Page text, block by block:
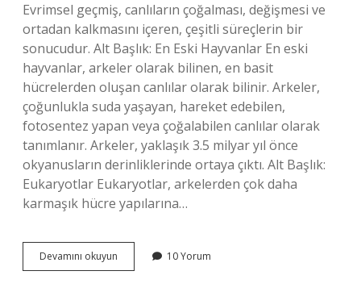
Evrimsel geçmiş, canlıların çoğalması, değişmesi ve
ortadan kalkmasını içeren, çeşitli süreçlerin bir
sonucudur. Alt Başlık: En Eski Hayvanlar En eski
hayvanlar, arkeler olarak bilinen, en basit
hücrelerden oluşan canlılar olarak bilinir. Arkeler,
çoğunlukla suda yaşayan, hareket edebilen,
fotosentez yapan veya çoğalabilen canlılar olarak
tanımlanır. Arkeler, yaklaşık 3.5 milyar yıl önce
okyanusların derinliklerinde ortaya çıktı. Alt Başlık:
Eukaryotlar Eukaryotlar, arkelerden çok daha
karmaşık hücre yapılarına…
Devamını okuyun
eski
10 Yorum